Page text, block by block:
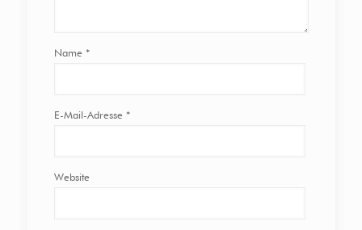
Name *
E-Mail-Adresse *
Website